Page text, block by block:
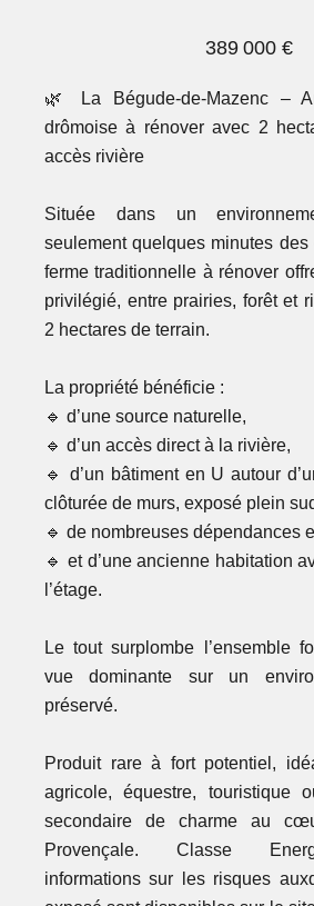
389 000 €
🌿 La Bégude-de-Mazenc –
drômoise à rénover avec 2
accès rivière
Située dans un
seulement quelques minutes des
ferme traditionnelle à rénover
privilégié, entre prairies, forêt et
2 hectares de terrain.
La propriété bénéficie :
🔹 d’une source naturelle,
🔹 d’un accès direct à la rivière,
🔹 d’un bâtiment en U autour
clôturée de murs, exposé plein
🔹 de nombreuses dépendances
🔹 et d’une ancienne habitation
l’étage.
Le tout surplombe l’ensemble
vue dominante sur un
préservé.
Produit rare à fort potentiel,
agricole, équestre, touristique
secondaire de charme au
Provençale. Classe
informations sur les risques